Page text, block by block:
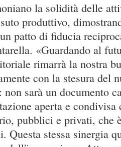
la solidità delle
produttivo,
patto di fiducia
«Guardando al
rimarrà la nostra
con la stesura del
sarà un documento
aperta e
pubblici e privati, che
Questa stessa sinergia